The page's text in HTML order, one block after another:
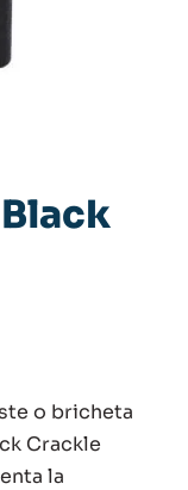
o bricheta
Crackle
la